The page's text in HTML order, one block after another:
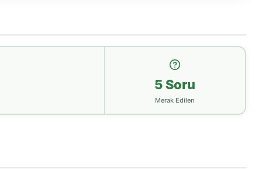
5 Soru
Merak Edilen